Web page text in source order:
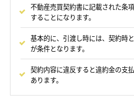
不動産売買契約書に記載された条
することになります。
基本的に、引渡し時には、契約時
が条件となります。
契約内容に違反すると違約金の支
あります。